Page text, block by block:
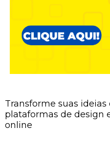
Transforme suas
plataformas de design
online